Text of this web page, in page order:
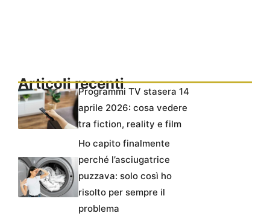
Articoli recentiProgrammi TV stasera 14
aprile 2026: cosa vedere
tra fiction, reality e film
Ho capito finalmente
perché l’asciugatrice
puzzava: solo così ho
risolto per sempre il
problema